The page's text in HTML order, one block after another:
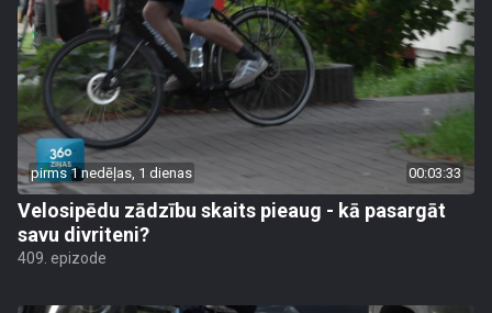
pirms 1 nedēļas, 1 dienas 00:03:33
Velosipēdu zādzību skaits pieaug - kā pasargāt
savu divriteni?
409. epizode